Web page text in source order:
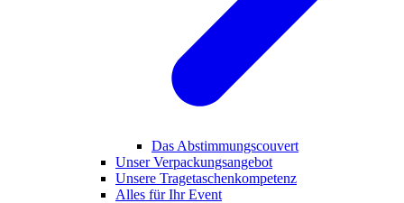
Das Abstimmungscouvert
Unser Verpackungsangebot
Unsere Tragetaschenkompetenz
Alles für Ihr Event